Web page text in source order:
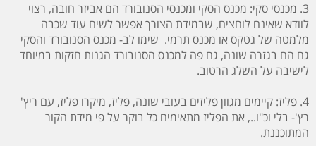
3. מכנסי סקי: מכנס הסקי ומכנסי הסנובורד הם אביזר חובה, רצוי
לוודא שאינם לוחצים, שבמידת הצורך אפשר לשים עוד שכבה
מלמטה של גטקס או מכנס תרמי. שימו לב- מכנס הסנובורד והסקי
גם הם בגזרה שונה, גם פה למכנס הסנובורד הגנות חזקות במיוחד
לישיבה על השלג הרטוב.
4. פליז: קיימים מגוון פליזים בעובי שונה, פליז, מיקרו פליז, עם ריץ'
רץ'- בלי וכ"ו.., את הפליז מתאימים כל בוקר על פי מידת הקור
המתוכננת.